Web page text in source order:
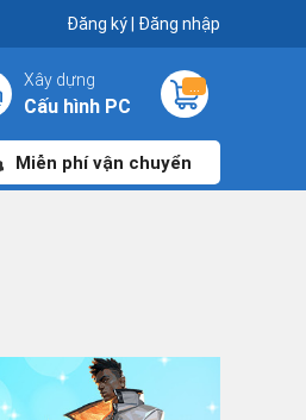
Đăng ký| Đăng nhập
Xây dựng
Cấu hình PC
Miễn phí vận chuyển